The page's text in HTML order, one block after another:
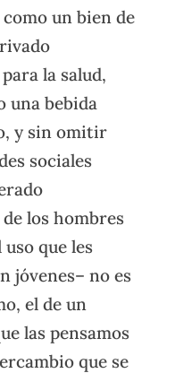
un bien de
la salud,
una bebida
y sin omitir
sociales
los hombres
que les
jóvenes– no es
el de un
las pensamos
que se